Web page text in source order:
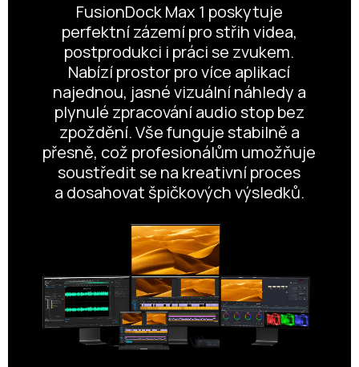
FusionDock Max 1 poskytuje
perfektní zázemí pro střih videa,
postprodukci i práci se zvukem.
Nabízí prostor pro více aplikací
najednou, jasné vizuální náhledy a
plynulé zpracování audio stop bez
zpoždění. Vše funguje stabilně a
přesně, což profesionálům umožňuje
soustředit se na kreativní proces
a dosahovat špičkových výsledků.